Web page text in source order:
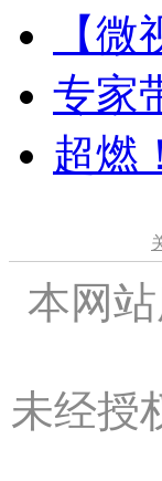
【
专家
超燃
本网
未经授